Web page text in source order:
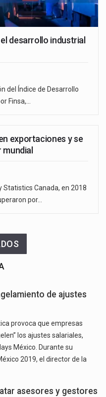
desarrollo industrial
del Índice de Desarrollo
Finsa,…
exportaciones y se
mundial
Statistics Canada, en 2018
por…
de ajustes
provoca que empresas
los ajustes salariales,
México. Durante su
2019, el director de la
asesores y gestores